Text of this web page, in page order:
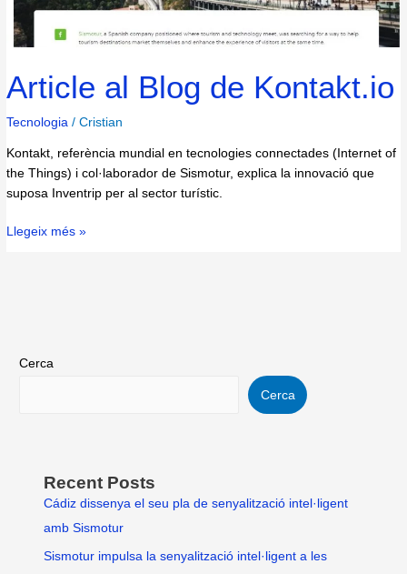
Article al Blog de Kontakt.io
Tecnologia /Cristian
Kontakt, referència mundial en tecnologies connectades (Internet of
the Things) i col·laborador de Sismotur, explica la innovació que
suposa Inventrip per al sector turístic.
Llegeix més »
Cerca
Cerca
Recent Posts
Cádiz dissenya el seu pla de senyalització intel·ligent
amb Sismotur
Sismotur impulsa la senyalització intel·ligent a les